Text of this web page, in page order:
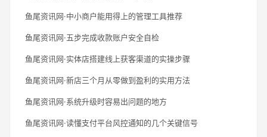
鱼尾资讯网·中小商户能用得上的管理工具推荐
鱼尾资讯网·五步完成收款账户安全自检
鱼尾资讯网·实体店搭建线上获客渠道的实操步骤
鱼尾资讯网·新店三个月从零做到盈利的实用方法
鱼尾资讯网·系统升级时容易出问题的地方
鱼尾资讯网·读懂支付平台风控通知的几个关键信号